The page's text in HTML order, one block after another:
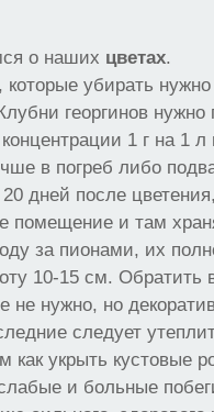
о наших цветах.
убирать
георгинов
концентрации 1 г на
в погреб либо
дней после
помещение и там
за пионами, их
10-15 см. Обратить
не нужно, но
следует
как укрыть кустовые
и больные